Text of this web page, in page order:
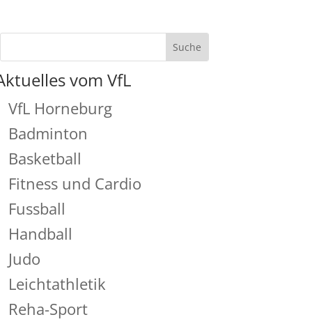
vom VfL
VfL Horneburg
Badminton
Basketball
Fitness und Cardio
Fussball
Handball
Judo
Leichtathletik
Reha-Sport